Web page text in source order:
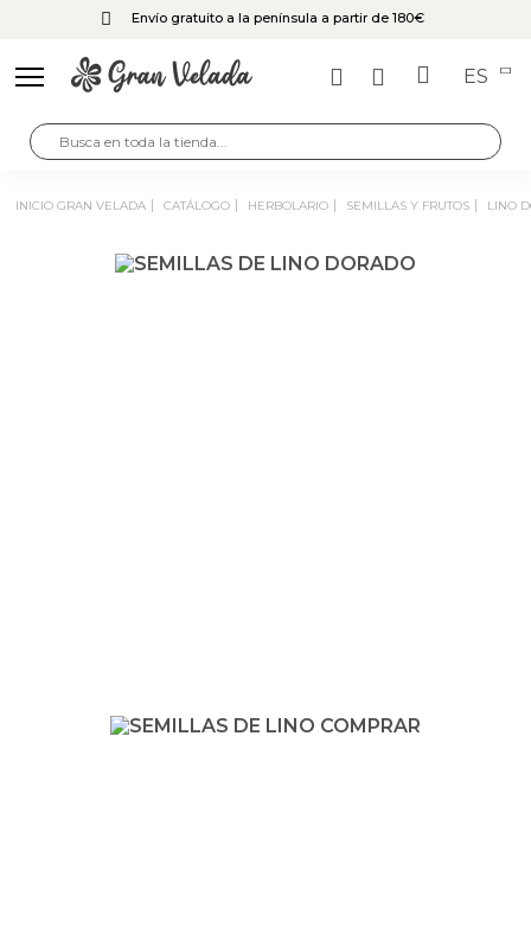
Envío gratuito a la península a partir de 180€
ES
INICIO GRAN VELADA CATÁLOGO HERBOLARIO SEMILLAS Y FRUTOS LINO